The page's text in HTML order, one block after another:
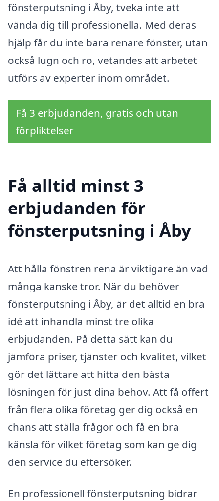
fönsterputsning i Åby, tveka inte att
vända dig till professionella. Med deras
hjälp får du inte bara renare fönster, utan
också lugn och ro, vetandes att arbetet
utförs av experter inom området.
Få 3 erbjudanden, gratis och utan
förpliktelser
Få alltid minst 3
erbjudanden för
fönsterputsning i Åby
Att hålla fönstren rena är viktigare än vad
många kanske tror. När du behöver
fönsterputsning i Åby, är det alltid en bra
idé att inhandla minst tre olika
erbjudanden. På detta sätt kan du
jämföra priser, tjänster och kvalitet, vilket
gör det lättare att hitta den bästa
lösningen för just dina behov. Att få offert
från flera olika företag ger dig också en
chans att ställa frågor och få en bra
känsla för vilket företag som kan ge dig
den service du eftersöker.
En professionell fönsterputsning bidrar